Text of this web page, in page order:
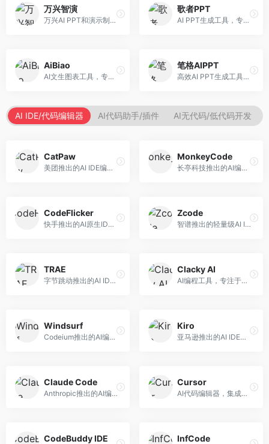
万兴智演
万兴AI PPT和演示制作软件，整合视频演示功能。面向职场人士和教育工作者，提供PPT生成、演示录制、视频制作等服务，演示功能完善。
歌者PPT
AI PPT生成工具，专注于演示文稿智能创作。面向职场人士，支持主题输入、内容生成、设计美化等功能，PPT制作效率高。
AiBiao
AI文生图表工具，专注于数据可视化展示。面向数据分析师和职场人士，提供图表生成、数据可视化、PPT嵌入等服务，数据展示专业。
笔格AIPPT
高效AI PPT生成工具，专注于演示文稿智能创作。面向职场人士，支持主题输入、内容生成、设计美化等功能，PPT制作效率高。
AI IDE/代码编辑器 AI代码助手/插件 AI无代码/低代码开发
CatPaw
美团推出的AI IDE编程工具，专注于本地开发生态。面向开发者，提供智能代码补全、代码生成、项目管理等服务，本地开发体验好。
MonkeyCode
长亭科技推出的AI编程助手，专注于安全开发。面向开发者，提供代码生成、安全检测、漏洞修复等服务，安全开发能力强。
CodeFlicker
快手推出的AI原生IDE，专注于短视频相关开发。面向快手生态开发者，提供代码生成、调试辅助等服务，与快手开发生态深度整合。
Zcode
智谱推出的轻量级AI IDE，基于GLM模型。面向开发者，提供智能代码补全、代码生成、错误检测等服务，中文编程支持好。
TRAE
字节跳动推出的AI IDE编程工具，深度集成大模型能力。面向开发者，提供智能代码补全、代码解释、重构优化等服务，编程效率显著提升。
Clacky AI
AI编程工具，专注于代码智能生成与优化。面向开发者，提供代码生成、代码重构、错误修复等服务，编程效率高。
Windsurf
Codeium推出的AI编程工具，专注于代码智能辅助。面向开发者，提供代码补全、代码生成、代码解释等服务，多语言支持完善。
Kiro
亚马逊推出的AI IDE，深度整合AWS云服务。面向AWS开发者，提供代码生成、云服务集成、部署自动化等服务，与AWS生态无缝衔接。
Claude Code
Anthropic推出的AI编程工具，基于Claude模型。面向开发者，提供代码生成、代码审查、调试辅助等服务，代码质量高，推理能力强。
Cursor
AI代码编辑器，集成GPT-4模型，专注于智能编程辅助。面向开发者，提供代码生成、代码解释、错误修复等服务，编程体验流畅，开发效率高。
CodeBuddy IDE InfCode